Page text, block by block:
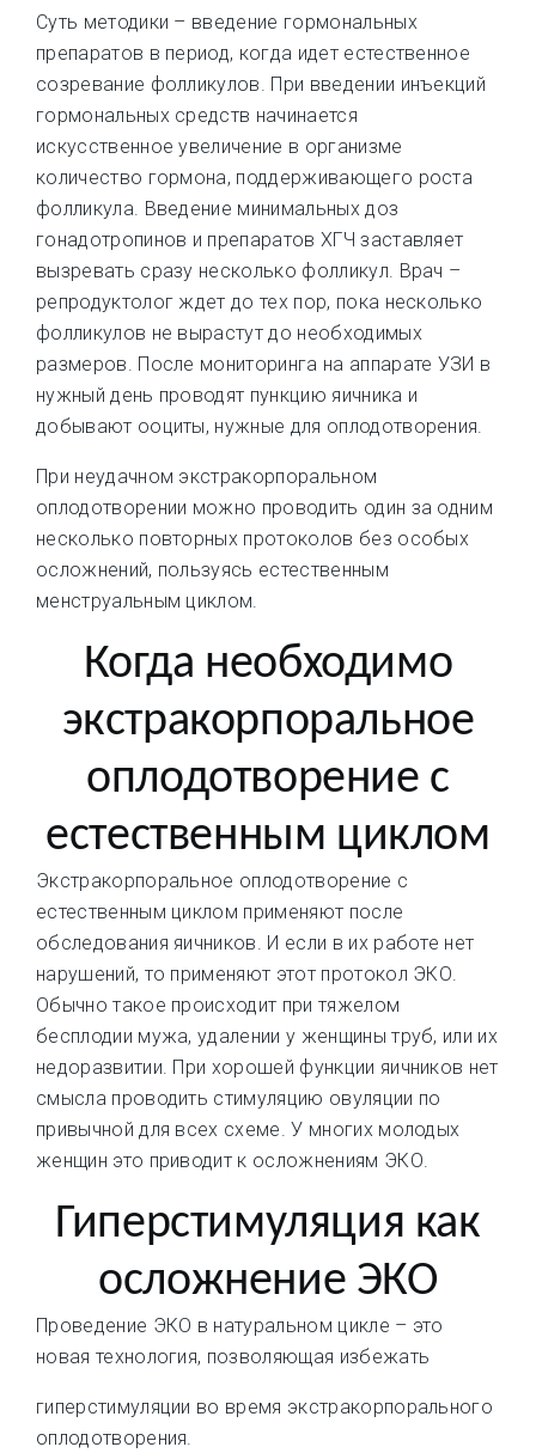
Суть методики – введение гормональных
препаратов в период, когда идет естественное
созревание фолликулов. При введении инъекций
гормональных средств начинается
искусственное увеличение в организме
количество гормона, поддерживающего роста
фолликула. Введение минимальных доз
гонадотропинов и препаратов ХГЧ заставляет
вызревать сразу несколько фолликул. Врач –
репродуктолог ждет до тех пор, пока несколько
фолликулов не вырастут до необходимых
размеров. После мониторинга на аппарате УЗИ в
нужный день проводят пункцию яичника и
добывают ооциты, нужные для оплодотворения.
При неудачном экстракорпоральном
оплодотворении можно проводить один за одним
несколько повторных протоколов без особых
осложнений, пользуясь естественным
менструальным циклом.
Когда необходимо
экстракорпоральное
оплодотворение с
естественным циклом
Экстракорпоральное оплодотворение с
естественным циклом применяют после
обследования яичников. И если в их работе нет
нарушений, то применяют этот протокол ЭКО.
Обычно такое происходит при тяжелом
бесплодии мужа, удалении у женщины труб, или их
недоразвитии. При хорошей функции яичников нет
смысла проводить стимуляцию овуляции по
привычной для всех схеме. У многих молодых
женщин это приводит к осложнениям ЭКО.
Гиперстимуляция как
осложнение ЭКО
Проведение ЭКО в натуральном цикле – это
новая технология, позволяющая избежать
гиперстимуляции во время экстракорпорального
оплодотворения.